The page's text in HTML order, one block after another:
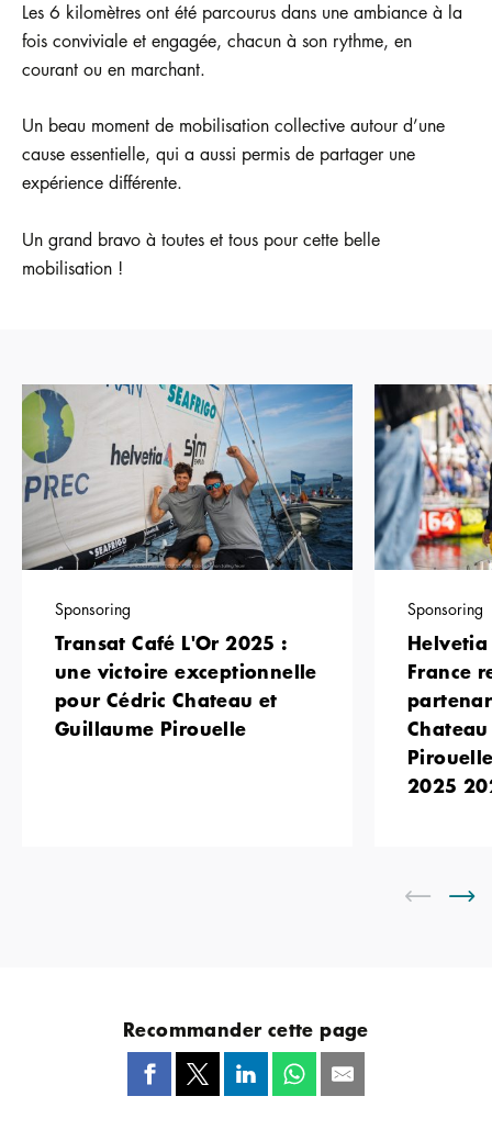
Les 6 kilomètres ont été parcourus dans une ambiance à la
fois conviviale et engagée, chacun à son rythme, en
courant ou en marchant.
Un beau moment de mobilisation collective autour d’une
cause essentielle, qui a aussi permis de partager une
expérience différente.
Un grand bravo à toutes et tous pour cette belle
mobilisation !
Sponsoring
Transat Café L'Or 2025 :
une victoire exceptionnelle
pour Cédric Chateau et
Guillaume Pirouelle
Sponsoring
Helvetia
France
2025
Recommander cette page